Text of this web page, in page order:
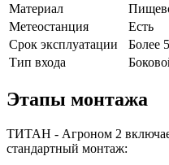
Материал
Метеостанция
Есть
Срок эксплуатации
Более
Тип входа
Этапы монтажа
ТИТАН - Агроном 2
стандартный монтаж: